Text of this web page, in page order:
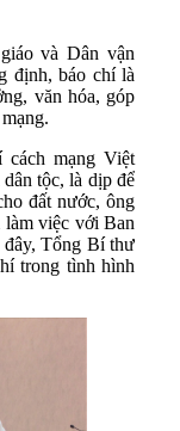
và Dân vận
định, báo chí là
văn hóa, góp
cách mạng Việt
tộc, là dịp để
đất nước, ông
việc với Ban
đây, Tổng Bí thư
trong tình hình